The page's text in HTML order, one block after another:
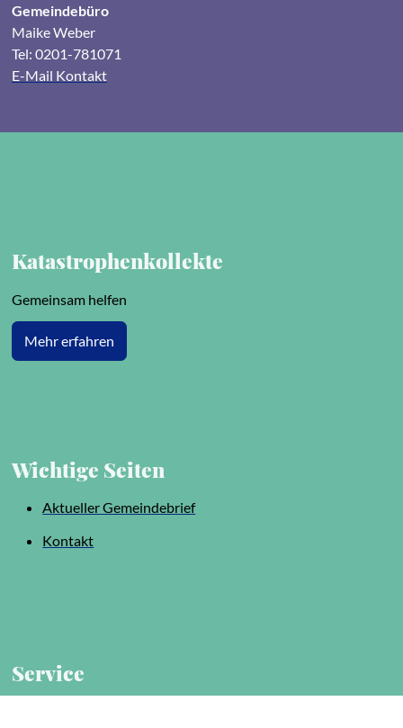
Gemeindebüro
Maike Weber
Tel: 0201-781071
E-Mail Kontakt
Katastrophenkollekte
Gemeinsam helfen
Mehr erfahren
Wichtige Seiten
Aktueller Gemeindebrief
Kontakt
Service